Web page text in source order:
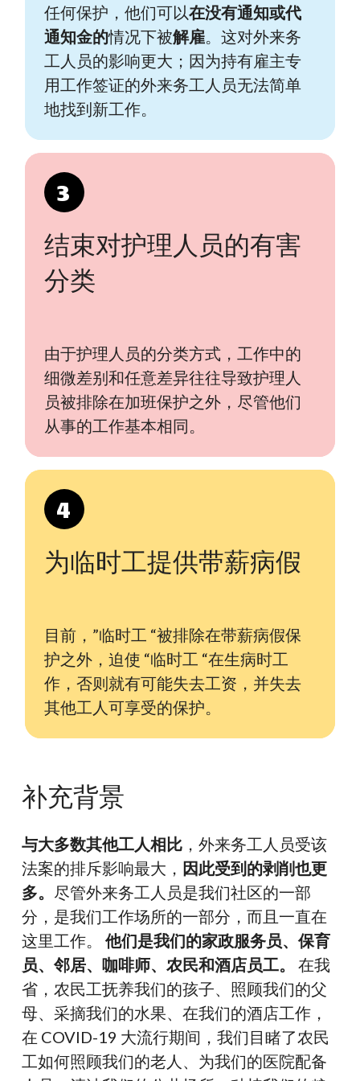
任何保护，他们可以在没有通知或代
通知金的情况下被解雇。这对外来务
工人员的影响更大；因为持有雇主专
用工作签证的外来务工人员无法简单
地找到新工作。
3
结束对护理人员的有害
分类
由于护理人员的分类方式，工作中的
细微差别和任意差异往往导致护理人
员被排除在加班保护之外，尽管他们
从事的工作基本相同。
4
为临时工提供带薪病假
目前，”临时工 “被排除在带薪病假保
护之外，迫使 “临时工 “在生病时工
作，否则就有可能失去工资，并失去
其他工人可享受的保护。
补充背景
与大多数其他工人相比，外来务工人员受该
法案的排斥影响最大， 因此受到的剥削也更
多。 尽管外来务工人员是我们社区的一部
分，是我们工作场所的一部分，而且一直在
这里工作。 他们是我们的家政服务员、保育
员、邻居、咖啡师、农民和酒店员工。
在我
省，农民工抚养我们的孩子、照顾我们的父
母、采摘我们的水果、在我们的酒店工作，
在 COVID-19 大流行期间，我们目睹了农民
工如何照顾我们的老人、为我们的医院配备